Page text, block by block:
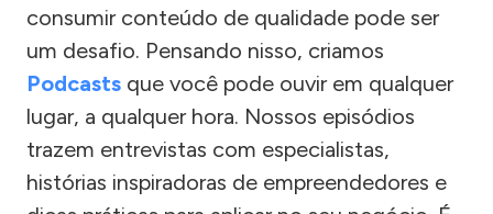
consumir conteúdo de qualidade pode ser
um desafio. Pensando nisso, criamos
Podcasts que você pode ouvir em qualquer
lugar, a qualquer hora. Nossos episódios
trazem entrevistas com especialistas,
histórias inspiradoras de empreendedores e